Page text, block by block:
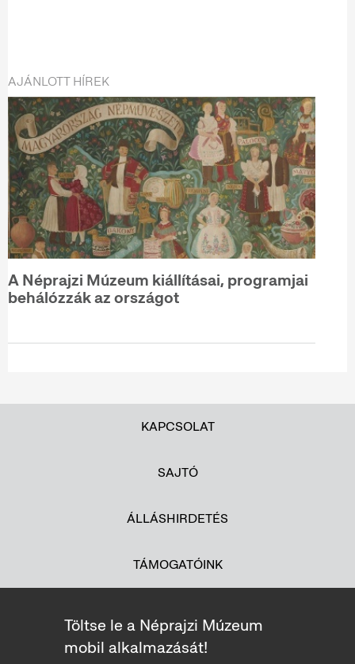
AJÁNLOTT HÍREK
A Néprajzi Múzeum kiállításai, programjai
behálózzák az országot
KAPCSOLAT
SAJTÓ
ÁLLÁSHIRDETÉS
TÁMOGATÓINK
Töltse le a Néprajzi Múzeum
mobil alkalmazását!